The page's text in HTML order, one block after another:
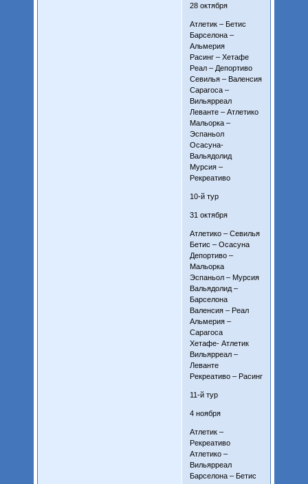
28 октября
Атлетик – Бетис
Барселона –
Альмерия
Расинг – Хетафе
Реал – Депортиво
Севилья – Валенсия
Сарагоса –
Вильярреал
Леванте – Атлетико
Мальорка –
Эспаньол
Осасуна-
Вальядолид
Мурсия –
Рекреативо
10-й тур
31 октября
Атлетико – Севилья
Бетис – Осасуна
Депортиво –
Мальорка
Эспаньол – Мурсия
Вальядолид –
Барселона
Валенсия – Реал
Альмерия –
Сарагоса
Хетафе- Атлетик
Вильярреал –
Леванте
Рекреативо – Расинг
11-й тур
4 ноября
Атлетик –
Рекреативо
Атлетико –
Вильярреал
Барселона – Бетис